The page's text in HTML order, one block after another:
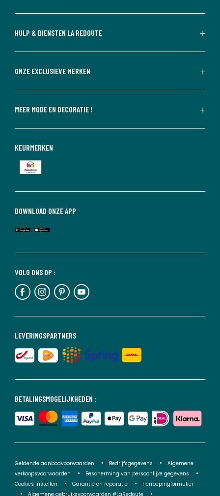
HULP & DIENSTEN LA REDOUTE
ONZE EXCLUSIEVE MERKEN
MEER MODE EN DECORATIE !
BETALINGSMOGELIJKHEDEN :
LEVERINGSPARTNERS
VOLG ONS OP :
DOWNLOAD ONZE APP
KEURMERKEN
Geldende aanbodvoorwaarden Bedrijfsgegevens
Algemene
verkoopsvoorwaarden
Bescherming van persoonlijke gegevens
Cookies instellen
Garantie en reparatie
Herroepingformulier
Algemene gebruiksvoorwaarden #LaRedoute